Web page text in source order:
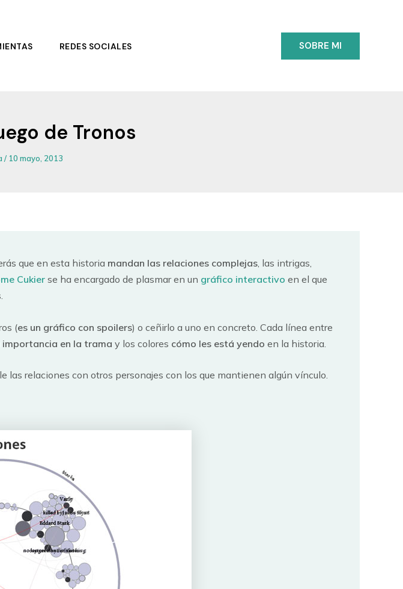
REDES SOCIALES SOBRE MI
de Tronos
/ 10 mayo, 2013
que en esta historia mandan las relaciones complejas, las intrigas,
Cukierse ha encargado de plasmar en un gráfico interactivo en el que
(es un gráfico con spoilers) o ceñirlo a uno en concreto. Cada línea entre
importancia en la trama y los colores cómo les está yendo en la historia.
las relaciones con otros personajes con los que mantienen algún vínculo.